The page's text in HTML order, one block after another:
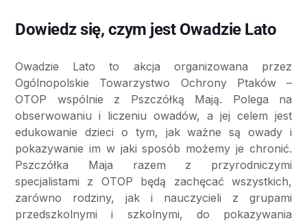
Dowiedz się, czym jest Owadzie Lato
Owadzie Lato to akcja organizowana przez
Ogólnopolskie Towarzystwo Ochrony Ptaków –
OTOP wspólnie z Pszczółką Mają. Polega na
obserwowaniu i liczeniu owadów, a jej celem jest
edukowanie dzieci o tym, jak ważne są owady i
pokazywanie im w jaki sposób możemy je chronić.
Pszczółka Maja razem z przyrodniczymi
specjalistami z OTOP będą zachęcać wszystkich,
zarówno rodziny, jak i nauczycieli z grupami
przedszkolnymi i szkolnymi, do pokazywania